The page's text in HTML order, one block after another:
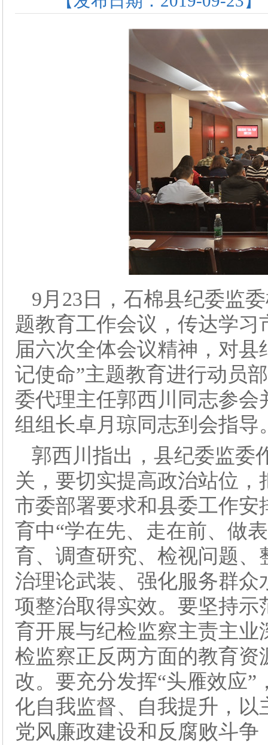
9月23日，石棉县纪委监
题教育工作会议，传达学
届六次全体会议精神，对
记使命”主题教育进行动员
委代理主任郭西川同志参
组组长卓月琼同志到会指导
郭西川指出，县纪委监委
关，要切实提高政治站位
市委部署要求和县委工作
育中“学在先、走在前、做
育、调查研究、检视问题
治理论武装、强化服务群
项整治取得实效。要坚持示
育开展与纪检监察主责主
检监察正反两方面的教育
改。要充分发挥“头雁效应
化自我监督、自我提升，
党风廉政建设和反腐败斗